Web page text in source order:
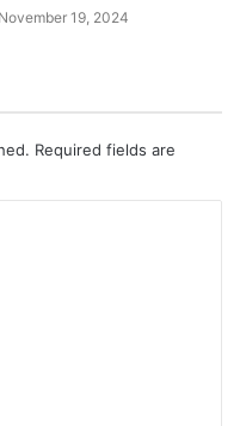
November 19, 2024
Required fields are